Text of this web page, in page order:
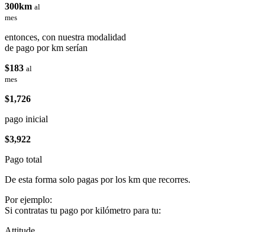
300km al
mes
entonces, con nuestra modalidad
de pago por km serían
$183 al
mes
$1,726
pago inicial
$3,922
Pago total
De esta forma solo pagas por los km que recorres.
Por ejemplo:
Si contratas tu pago por kilómetro para tu: